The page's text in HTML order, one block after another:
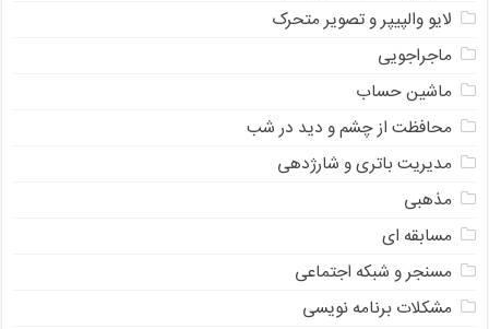
لایو والپیپر و تصویر متحرک
ماجراجویی
ماشین حساب
محافظت از چشم و دید در شب
مدیریت باتری و شارژدهی
مذهبی
مسابقه ای
مسنجر و شبکه اجتماعی
مشکلات برنامه نویسی